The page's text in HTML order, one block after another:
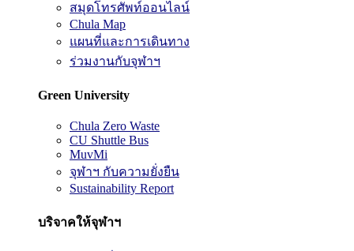
สมุดโทรศัพท์ออนไลน์
Chula Map
แผนที่และการเดินทาง
ร่วมงานกับจุฬาฯ
Green University
Chula Zero Waste
CU Shuttle Bus
MuvMi
จุฬาฯ กับความยั่งยืน
Sustainability Report
บริจาคให้จุฬาฯ